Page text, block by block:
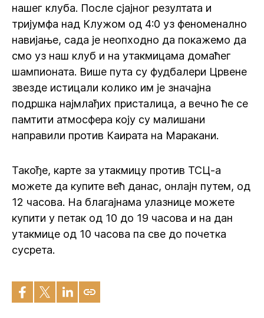
нашег клуба. После сјајног резултата и
тријумфа над Клужом од 4:0 уз феноменално
навијање, сада је неопходно да покажемо да
смо уз наш клуб и на утакмицама домаћег
шампионата. Више пута су фудбалери Црвене
звезде истицали колико им је значајна
подршка најмлађих присталица, а вечно ће се
памтити атмосфера коју су малишани
направили против Каирата на Маракани.
Такође, карте за утакмицу против ТСЦ-а
можете да купите већ данас, онлајн путем, од
12 часова. На благајнама улазнице можете
купити у петак од 10 до 19 часова и на дан
утакмице од 10 часова па све до почетка
сусрета.